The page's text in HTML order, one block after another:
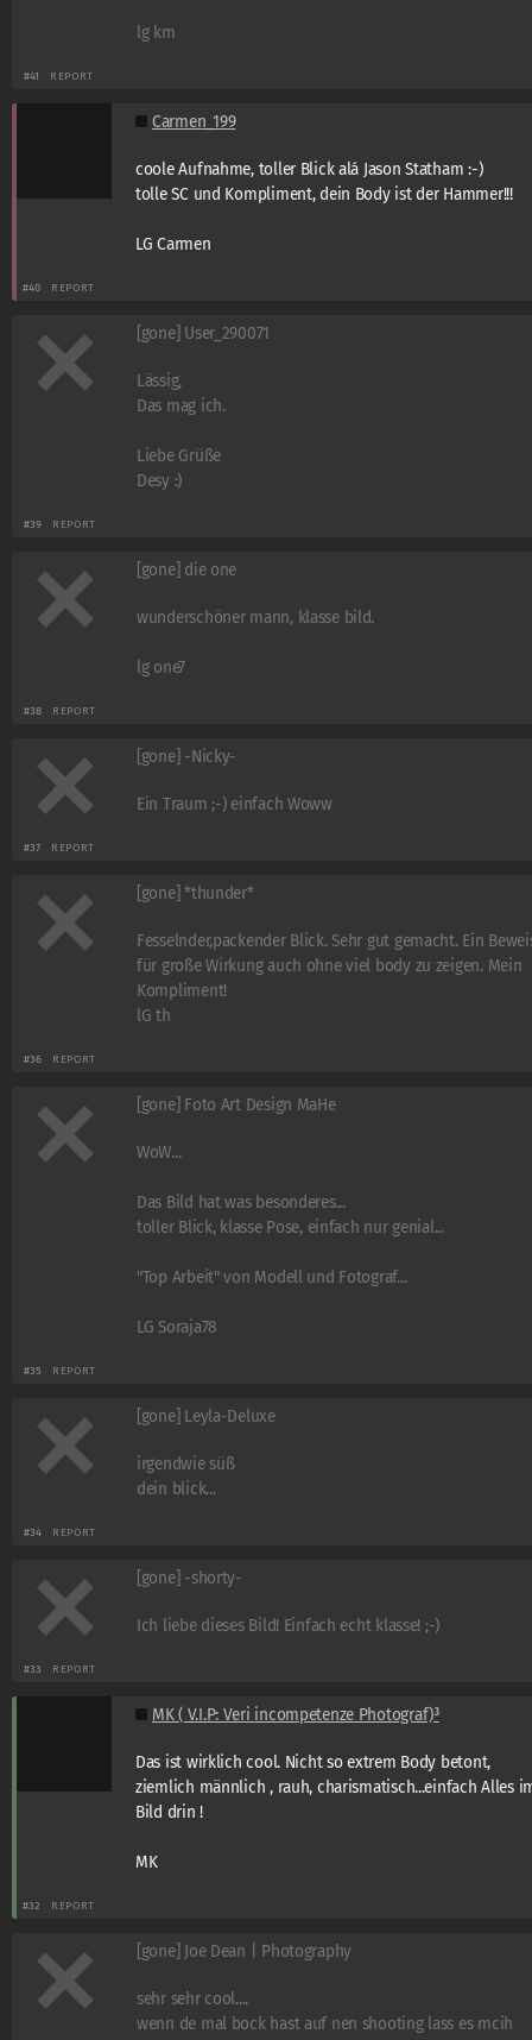
lg km
#41 REPORT
Carmen_199
coole Aufnahme, toller Blick alá Jason Statham :-)
tolle SC und Kompliment, dein Body ist der Hammer!!!
LG Carmen
#40 REPORT
[gone] User_290071
Lässig,
Das mag ich.
Liebe Grüße
Desy :)
#39 REPORT
[gone] die one
wunderschöner mann, klasse bild.
lg one7
#38 REPORT
[gone] -Nicky-
Ein Traum ;-) einfach Woww
#37 REPORT
[gone] *thunder*
Fesselnder,packender Blick. Sehr gut gemacht. Ein
für große Wirkung auch ohne viel body zu zeigen. Mein
Kompliment!
lG th
#36 REPORT
[gone] Foto Art Design MaHe
WoW...
Das Bild hat was besonderes...
toller Blick, klasse Pose, einfach nur genial...
"Top Arbeit" von Modell und Fotograf...
LG Soraja78
#35 REPORT
[gone] Leyla-Deluxe
irgendwie süß
dein blick...
#34 REPORT
[gone] -shorty-
Ich liebe dieses Bild! Einfach echt klasse! ;-)
#33 REPORT
MK ( V.I.P: Veri incompetenze Photograf)³
Das ist wirklich cool. Nicht so extrem Body betont,
ziemlich männlich , rauh, charismatisch...einfach Alles
Bild drin !
MK
#32 REPORT
[gone] Joe Dean | Photography
sehr sehr cool....
wenn de mal bock hast auf nen shooting lass es mcih